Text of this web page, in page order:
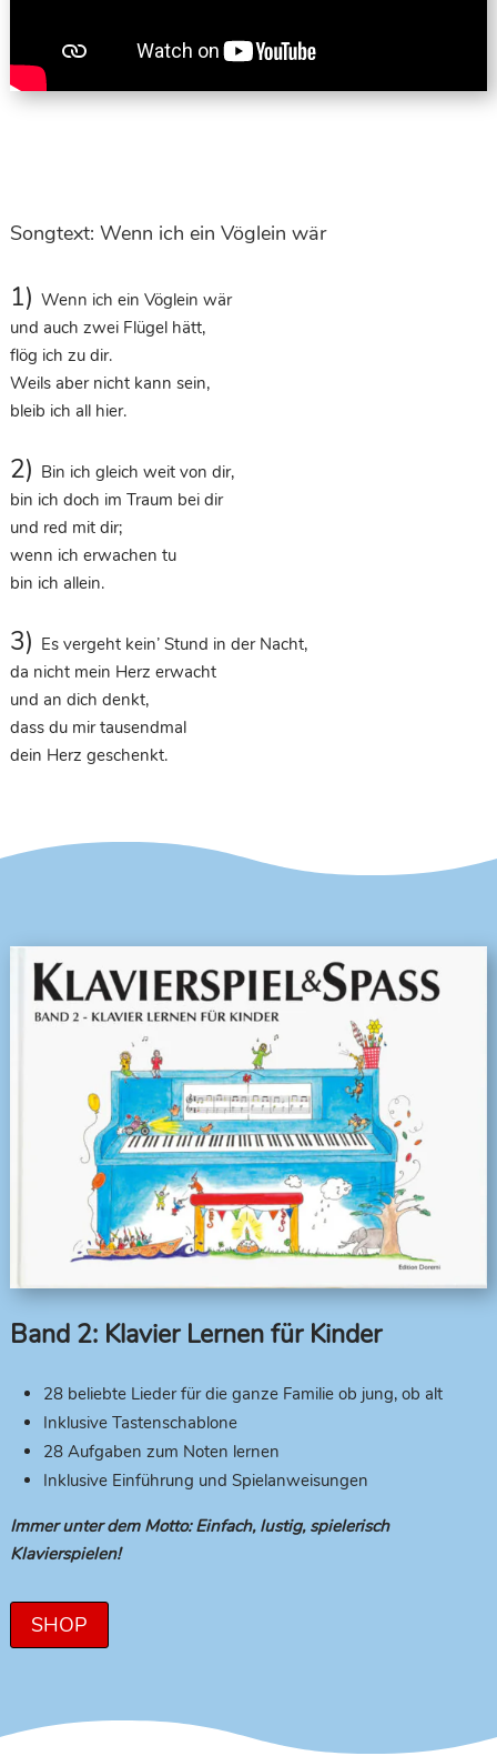
Songtext: Wenn ich ein Vöglein wär
1) Wenn ich ein Vöglein wär
und auch zwei Flügel hätt,
flög ich zu dir.
Weils aber nicht kann sein,
bleib ich all hier.
2) Bin ich gleich weit von dir,
bin ich doch im Traum bei dir
und red mit dir;
wenn ich erwachen tu
bin ich allein.
3) Es vergeht kein’ Stund in der Nacht,
da nicht mein Herz erwacht
und an dich denkt,
dass du mir tausendmal
dein Herz geschenkt.
Band 2: Klavier Lernen für Kinder
28 beliebte Lieder für die ganze Familie ob jung, ob alt
Inklusive Tastenschablone
28 Aufgaben zum Noten lernen
Inklusive Einführung und Spielanweisungen
Immer unter dem Motto: Einfach, lustig, spielerisch
Klavierspielen!
SHOP